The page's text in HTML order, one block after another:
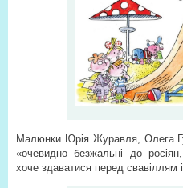
Малюнки Юрія Журавля, Олега
«очевидно безжальні до
хоче здаватися перед свавіллям